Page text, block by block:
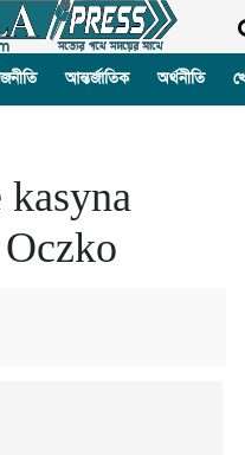
আন্তর্জাতিক অর্থনীতি
kasyna